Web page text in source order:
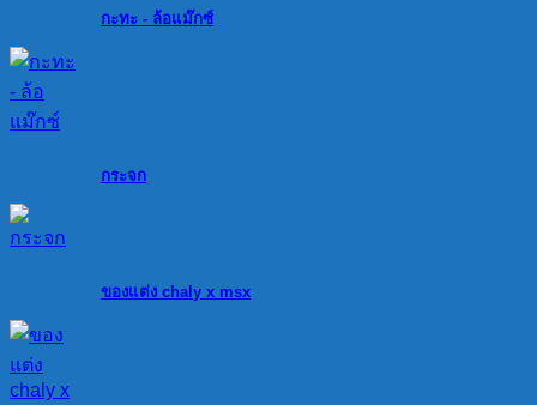
กะทะ - ล้อแม๊กซ์
กระจก
ของแต่ง chaly x msx